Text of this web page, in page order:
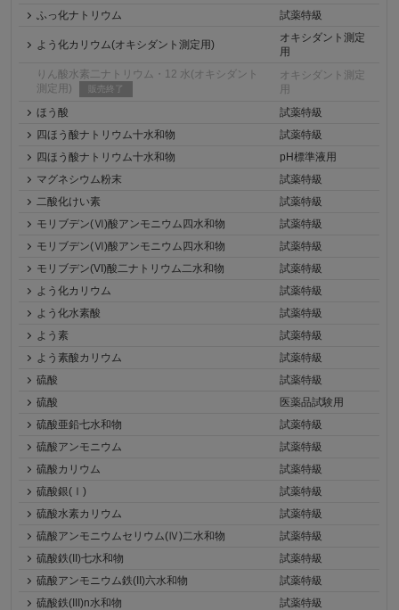
ふっ化ナトリウム
試薬特級
よう化カリウム(オキシダント測定用)
オキシダント測定
用
りん酸水素二ナトリウム・12 水(オキシダント
測定用)
販売終了
オキシダント測定
用
ほう酸
試薬特級
四ほう酸ナトリウム十水和物
試薬特級
四ほう酸ナトリウム十水和物
pH標準液用
マグネシウム粉末
試薬特級
二酸化けい素
試薬特級
モリブデン(Ⅵ)酸アンモニウム四水和物
試薬特級
モリブデン(Ⅵ)酸アンモニウム四水和物
試薬特級
モリブデン(VI)酸二ナトリウム二水和物
試薬特級
よう化カリウム
試薬特級
よう化水素酸
試薬特級
よう素
試薬特級
よう素酸カリウム
試薬特級
硫酸
試薬特級
硫酸
医薬品試験用
硫酸亜鉛七水和物
試薬特級
硫酸アンモニウム
試薬特級
硫酸カリウム
試薬特級
硫酸銀(Ⅰ)
試薬特級
硫酸水素カリウム
試薬特級
硫酸アンモニウムセリウム(Ⅳ)二水和物
試薬特級
硫酸鉄(II)七水和物
試薬特級
硫酸アンモニウム鉄(II)六水和物
試薬特級
硫酸鉄(III)n水和物
試薬特級